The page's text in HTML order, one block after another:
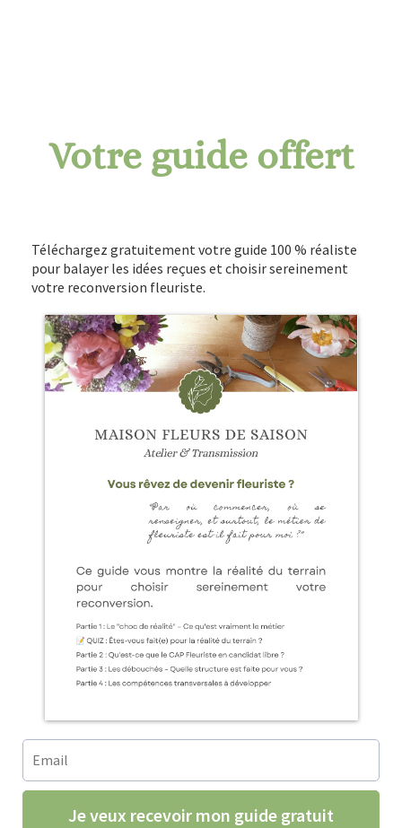
Votre guide offert
Téléchargez gratuitement votre guide 100 % réaliste
pour balayer les idées reçues et choisir sereinement
votre reconversion fleuriste.
Je veux recevoir mon guide gratuit